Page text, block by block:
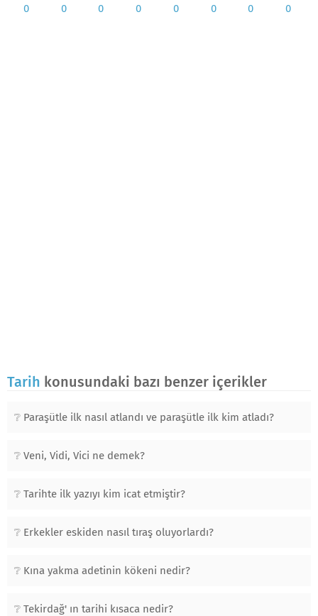
0 0 0 0 0 0 0 0
Tarih konusundaki bazı benzer içerikler
Paraşütle ilk nasıl atlandı ve paraşütle ilk kim atladı?
Veni, Vidi, Vici ne demek?
Tarihte ilk yazıyı kim icat etmiştir?
Erkekler eskiden nasıl tıraş oluyorlardı?
Kına yakma adetinin kökeni nedir?
Tekirdağ' ın tarihi kısaca nedir?